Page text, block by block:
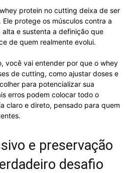
protein no cutting deixa de ser
protege os músculos contra a
e sustenta a definição que
de quem realmente evolui.
você vai entender por que o whey
de cutting, como ajustar doses e
para potencializar sua
erros podem colocar todo o
claro e direto, pensado para quem
e preservação
desafio